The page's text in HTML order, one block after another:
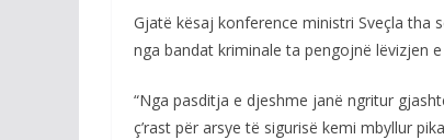
Gjatë kësaj konference ministri Sveçla tha
nga bandat kriminale ta pengojnë lëvizjen
“Nga pasditja e djeshme janë ngritur
ç’rast për arsye të sigurisë kemi mbyllur